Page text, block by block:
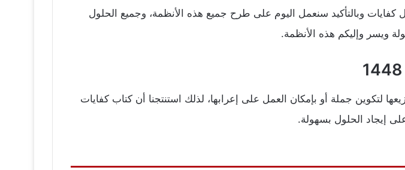
وبالتأكيد سنعمل اليوم على طرح جميع هذه الأنظمة، وجميع الحلول
ويسر وإليكم هذه الأنظمة.
لتكوين جملة أو بإمكان العمل على إعرابها، لذلك استنتجنا أن كتاب كفايات
إيجاد الحلول بسهولة.